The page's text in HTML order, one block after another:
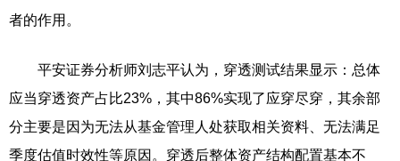
者的作用。
平安证券分析师刘志平认为，穿透测试结果显示：总体
应当穿透资产占比23%，其中86%实现了应穿尽穿，其余部
分主要是因为无法从基金管理人处获取相关资料、无法满足
季度估值时效性等原因。穿透后整体资产结构配置基本不